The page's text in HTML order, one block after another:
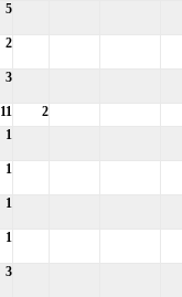
5
2
3
11 2
1
1
1
1
3